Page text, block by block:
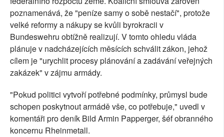
poznamenává, že "peníze samy o sobě nestačí", protože
velké reformy a nákupy se kvůli byrokracii v
Bundeswehru obtížně realizují. V tomto ohledu vláda
plánuje v nadcházejících měsících schválit zákon, jehož
cílem je "urychlit procesy plánování a zadávání veřejných
zakázek" v zájmu armády.
"Pokud politici vytvoří potřebné podmínky, průmysl bude
schopen poskytnout armádě vše, co potřebuje," uvedl v
komentáři pro deník Bild Armin Papperger, šéf obranného
koncernu Rheinmetall.